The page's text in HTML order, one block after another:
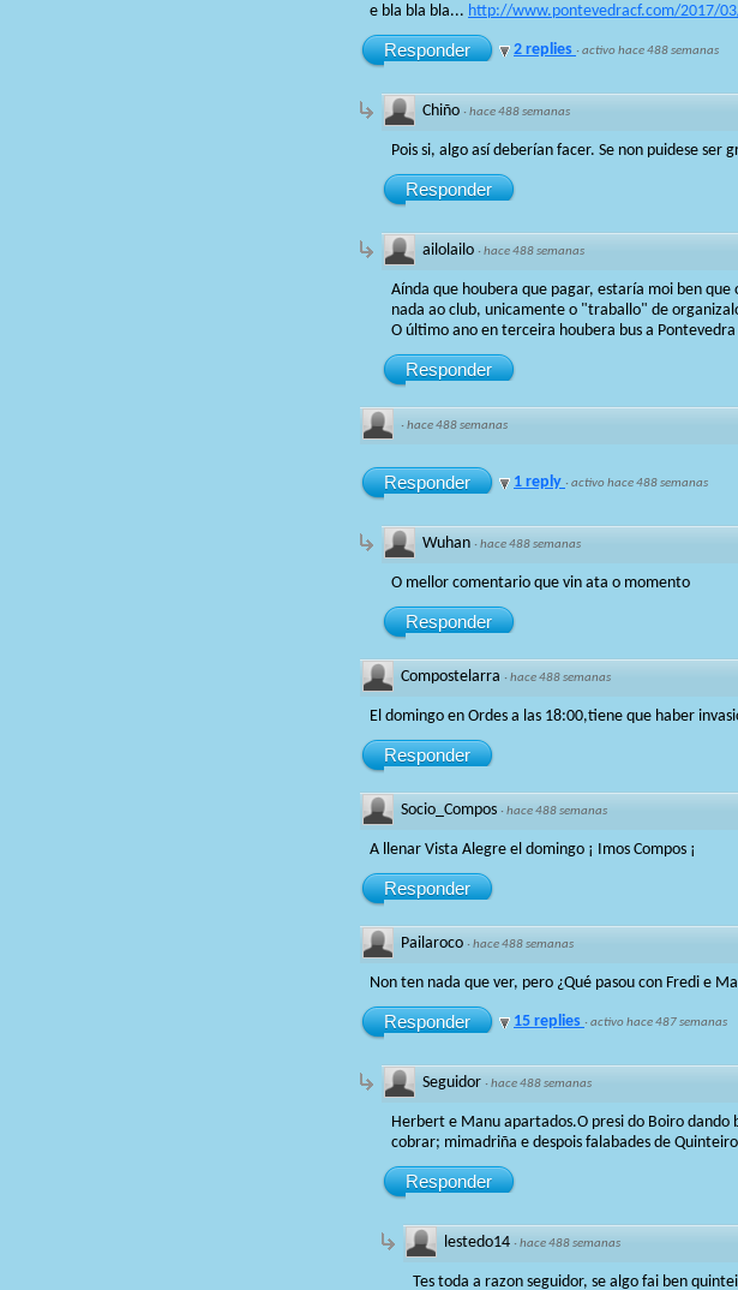
e bla bla bla... http://www.pontevedracf.com/2017/
Responder 2 replies ·activo hace 488 semanas
Chiño ·hace 488 semanas
Pois si, algo así deberían facer. Se non puidese
Responder
ailolailo ·hace 488 semanas
Aínda que houbera que pagar, estaría moi ben que
nada ao club, unicamente o "traballo" de
O último ano en terceira houbera bus a
Responder
·hace 488 semanas
Responder 1 reply ·activo hace 488 semanas
Wuhan ·hace 488 semanas
O mellor comentario que vin ata o momento
Responder
Compostelarra ·hace 488 semanas
El domingo en Ordes a las 18:00,tiene que haber
Responder
Socio_Compos ·hace 488 semanas
A llenar Vista Alegre el domingo ¡ Imos Compos ¡
Responder
Pailaroco ·hace 488 semanas
Non ten nada que ver, pero ¿Qué pasou con Fredi e
Responder 15 replies ·activo hace 487 semanas
Seguidor ·hace 488 semanas
Herbert e Manu apartados.O presi do Boiro dando
cobrar; mimadriña e despois falabades de
Responder
lestedo14 ·hace 488 semanas
Tes toda a razon seguidor, se algo fai ben